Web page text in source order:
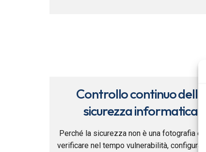
Controllo continuo della
sicurezza informatica
Perché la sicurezza non è una fotografia e
verificare nel tempo vulnerabilità,